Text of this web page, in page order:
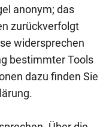
anonym; das
zurückverfolgt
widersprechen
bestimmter Tools
dazu finden Sie